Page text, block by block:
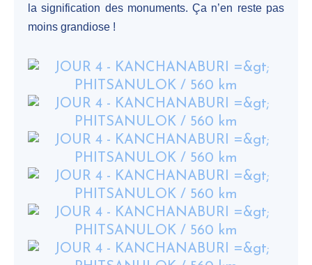
la signification des monuments. Ça n’en reste pas
moins grandiose !